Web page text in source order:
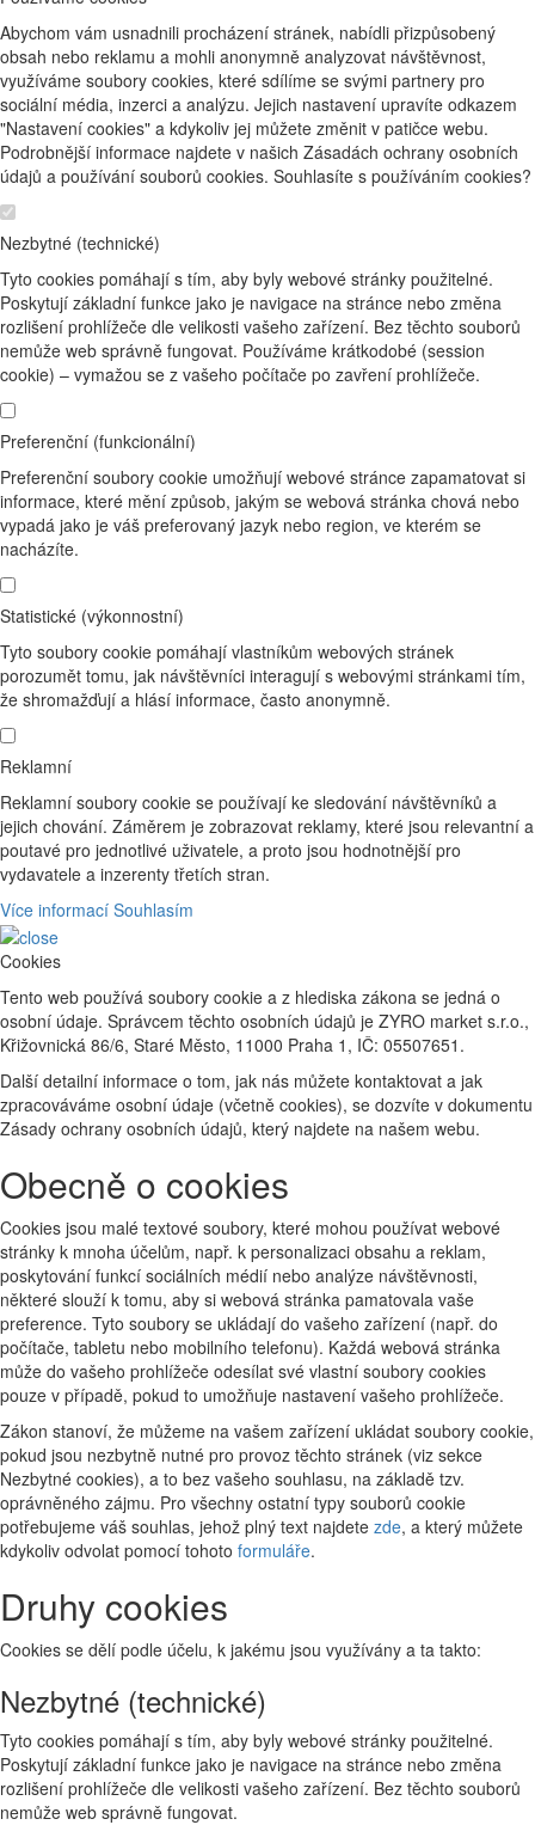
Abychom vám usnadnili procházení stránek, nabídli přizpůsobený
obsah nebo reklamu a mohli anonymně analyzovat návštěvnost,
využíváme soubory cookies, které sdílíme se svými partnery pro
sociální média, inzerci a analýzu. Jejich nastavení upravíte odkazem
"Nastavení cookies" a kdykoliv jej můžete změnit v patičce webu.
Podrobnější informace najdete v našich Zásadách ochrany osobních
údajů a používání souborů cookies. Souhlasíte s používáním cookies?
Nezbytné (technické)
Tyto cookies pomáhají s tím, aby byly webové stránky použitelné.
Poskytují základní funkce jako je navigace na stránce nebo změna
rozlišení prohlížeče dle velikosti vašeho zařízení. Bez těchto souborů
nemůže web správně fungovat. Používáme krátkodobé (session
cookie) – vymažou se z vašeho počítače po zavření prohlížeče.
Preferenční (funkcionální)
Preferenční soubory cookie umožňují webové stránce zapamatovat si
informace, které mění způsob, jakým se webová stránka chová nebo
vypadá jako je váš preferovaný jazyk nebo region, ve kterém se
nacházíte.
Statistické (výkonnostní)
Tyto soubory cookie pomáhají vlastníkům webových stránek
porozumět tomu, jak návštěvníci interagují s webovými stránkami tím,
že shromažďují a hlásí informace, často anonymně.
Reklamní
Reklamní soubory cookie se používají ke sledování návštěvníků a
jejich chování. Záměrem je zobrazovat reklamy, které jsou relevantní a
poutavé pro jednotlivé uživatele, a proto jsou hodnotnější pro
vydavatele a inzerenty třetích stran.
Více informací Souhlasím
Cookies
Tento web používá soubory cookie a z hlediska zákona se jedná o
osobní údaje. Správcem těchto osobních údajů je ZYRO market s.r.o.,
Křižovnická 86/6, Staré Město, 11000 Praha 1, IČ: 05507651.
Další detailní informace o tom, jak nás můžete kontaktovat a jak
zpracováváme osobní údaje (včetně cookies), se dozvíte v dokumentu
Zásady ochrany osobních údajů, který najdete na našem webu.
Obecně o cookies
Cookies jsou malé textové soubory, které mohou používat webové
stránky k mnoha účelům, např. k personalizaci obsahu a reklam,
poskytování funkcí sociálních médií nebo analýze návštěvnosti,
některé slouží k tomu, aby si webová stránka pamatovala vaše
preference. Tyto soubory se ukládají do vašeho zařízení (např. do
počítače, tabletu nebo mobilního telefonu). Každá webová stránka
může do vašeho prohlížeče odesílat své vlastní soubory cookies
pouze v případě, pokud to umožňuje nastavení vašeho prohlížeče.
Zákon stanoví, že můžeme na vašem zařízení ukládat soubory cookie,
pokud jsou nezbytně nutné pro provoz těchto stránek (viz sekce
Nezbytné cookies), a to bez vašeho souhlasu, na základě tzv.
oprávněného zájmu. Pro všechny ostatní typy souborů cookie
potřebujeme váš souhlas, jehož plný text najdete zde, a který můžete
kdykoliv odvolat pomocí tohoto formuláře.
Druhy cookies
Cookies se dělí podle účelu, k jakému jsou využívány a ta takto:
Nezbytné (technické)
Tyto cookies pomáhají s tím, aby byly webové stránky použitelné.
Poskytují základní funkce jako je navigace na stránce nebo změna
rozlišení prohlížeče dle velikosti vašeho zařízení. Bez těchto souborů
nemůže web správně fungovat.